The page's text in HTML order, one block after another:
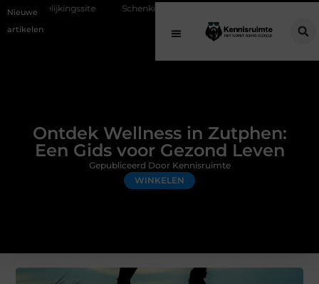
Nieuwe
artikelen
Schenking aan een goed doel: waarom geven belangrijk is en hoe
Ontdek Wellness in Zutphen:
Een Gids voor Gezond Leven
WINKELEN
Gepubliceerd Door Kennisruimte